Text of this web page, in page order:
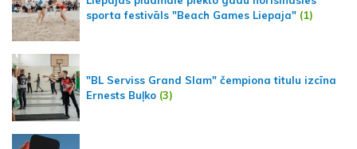
sporta festivāls "Beach Games Liepaja" (1)
"BL Serviss Grand Slam" čempiona titulu izcīna
Ernests Buļko (3)